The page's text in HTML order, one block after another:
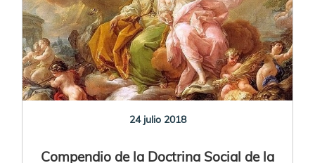
24 julio 2018
Compendio de la Doctrina Social de la